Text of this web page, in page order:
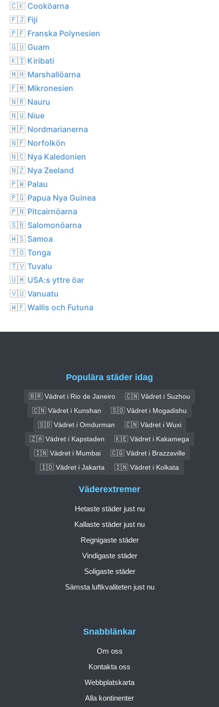
🇨🇰 Cooköarna
🇫🇯 Fiji
🇵🇫 Franska Polynesien
🇬🇺 Guam
🇰🇮 Kiribati
🇲🇭 Marshallöarna
🇫🇲 Mikronesien
🇳🇷 Nauru
🇳🇺 Niue
🇲🇵 Nordmarianerna
🇳🇫 Norfolkön
🇳🇨 Nya Kaledonien
🇳🇿 Nya Zeeland
🇵🇼 Palau
🇵🇬 Papua Nya Guinea
🇵🇳 Pitcairnöarna
🇸🇧 Salomonöarna
🇼🇸 Samoa
🇹🇴 Tonga
🇹🇻 Tuvalu
🇺🇲 USA:s yttre öar
🇻🇺 Vanuatu
🇼🇫 Wallis och Futuna
Populära städer idag
🇧🇷 Vädret i Rio de Janeiro
🇨🇳 Vädret i Suzhou
🇨🇳 Vädret i Kunshan
🇸🇴 Vädret i Mogadishu
🇸🇩 Vädret i Omdurman
🇨🇳 Vädret i Wuxi
🇿🇦 Vädret i Kapstaden
🇰🇪 Vädret i Kakamega
🇮🇳 Vädret i Mumbai
🇨🇬 Vädret i Brazzaville
🇮🇩 Vädret i Jakarta
🇮🇳 Vädret i Kolkata
Snabblänkar
Om oss
Kontakta oss
Webbplatskarta
Alla kontinenter
Väderextremer
Hetaste städer just nu
Kallaste städer just nu
Regnigaste städer
Vindigaste städer
Soligaste städer
Sämsta luftkvaliteten just nu